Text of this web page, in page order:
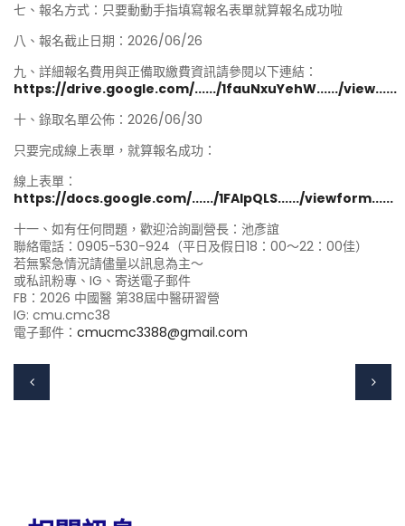
七、報名方式：只要動動手指填寫報名表單就算報名成功啦
八、報名截止日期：2026/06/26
九、詳細報名費用與正備取繳費資訊請參閱以下連結：
https://drive.google.com/....../1fauNxuYehW....../view......
十、錄取名單公佈：2026/06/30
只要完成線上表單，就算報名成功：
線上表單：
https://docs.google.com/....../1FAIpQLS....../viewform......
十一、如有任何問題，歡迎洽詢副營長：池彥誼
聯絡電話：0905-530-924（平日及假日18：00～22：00佳）
若無緊急情況請儘量以訊息為主～
或私訊粉專、IG、寄送電子郵件
FB：2026 中國醫 第38屆中醫研習營
IG: cmu.cmc38
電子郵件： cmucmc3388@gmail.com